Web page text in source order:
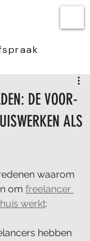
DE VOOR-
ALS
waarom
om freelancer
werkt:
hebben